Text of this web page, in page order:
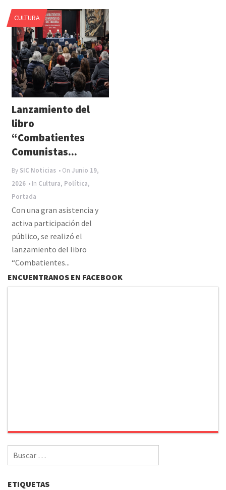
CULTURA
Lanzamiento del
libro
“Combatientes
Comunistas...
By SIC Noticias • OnJunio 19,
2026 • In Cultura, Política,
Portada
Con una gran asistencia y
activa participación del
público, se realizó el
lanzamiento del libro
“Combatientes...
ENCUENTRANOS EN FACEBOOK
Buscar
por:
ETIQUETAS